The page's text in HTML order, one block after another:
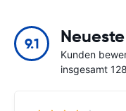
9.1
Kunden
insgesamt